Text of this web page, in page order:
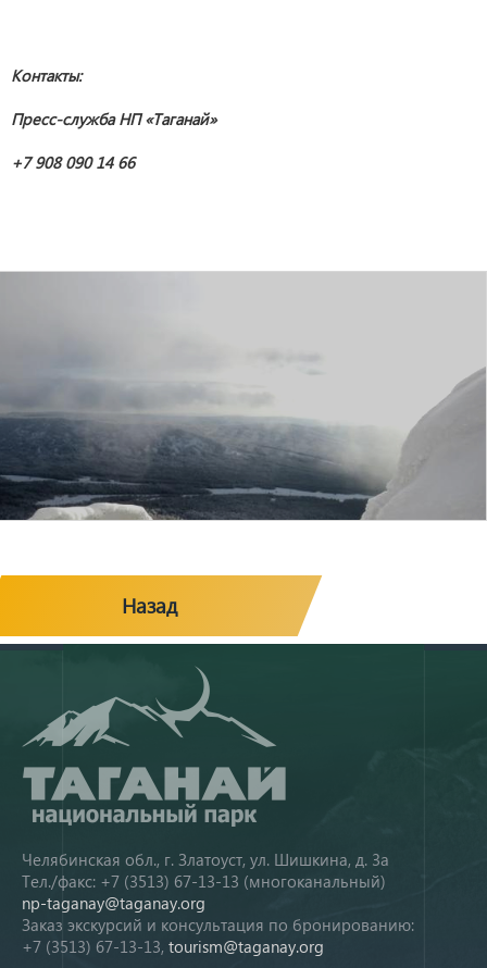
Контакты:
Пресс-служба НП «Таганай»
+7 908 090 14 66
Назад
Челябинская обл., г. Златоуст, ул. Шишкина, д. 3а
Тел./факс: +7 (3513) 67-13-13 (многоканальный)
np-taganay@taganay.org
Заказ экскурсий и консультация по бронированию:
+7 (3513) 67-13-13, tourism@taganay.org